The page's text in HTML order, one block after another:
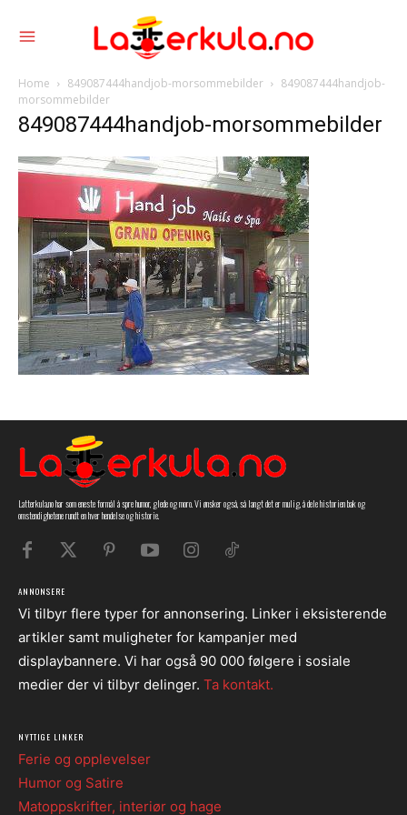
Home 849087444handjob-morsommebilder
849087444handjob-
morsommebilder
849087444handjob-morsommebilder
Latterkula.no har som eneste formål å spre humor, glede og moro. Vi ønsker også, så langt det er mulig, å dele historien bak og
omstendighetene rundt en hver hendelse og historie.
ANNONSERE
Vi tilbyr flere typer for annonsering. Linker i eksisterende
artikler samt muligheter for kampanjer med
displaybannere. Vi har også 90 000 følgere i sosiale
medier der vi tilbyr delinger. Ta kontakt.
NYTTIGE LINKER
Ferie og opplevelser
Humor og Satire
Matoppskrifter, interiør og hage